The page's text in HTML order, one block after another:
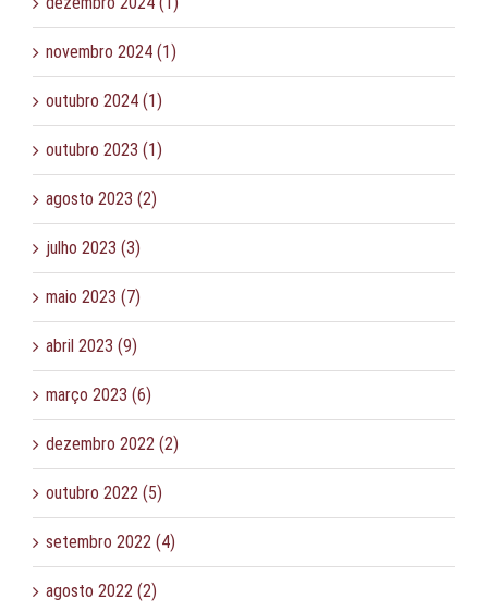
novembro 2024 (1)
outubro 2024 (1)
outubro 2023 (1)
agosto 2023 (2)
julho 2023 (3)
maio 2023 (7)
abril 2023 (9)
março 2023 (6)
dezembro 2022 (2)
outubro 2022 (5)
setembro 2022 (4)
agosto 2022 (2)